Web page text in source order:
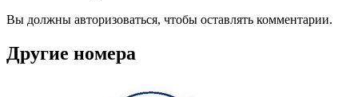
Вы должны авторизоваться, чтобы оставлять комментарии.
Другие номера